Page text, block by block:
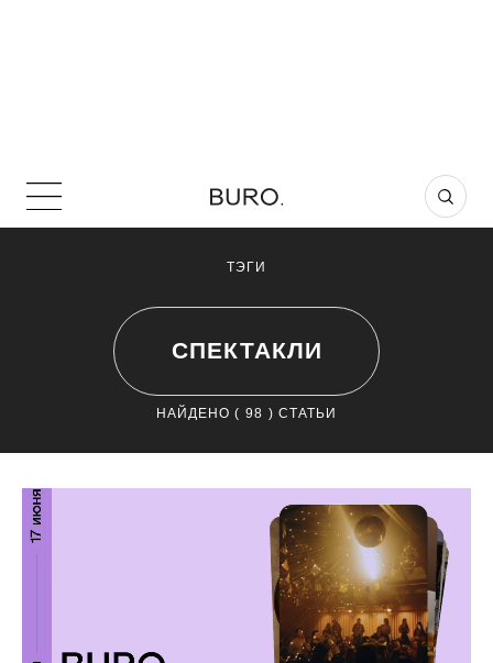
ТЭГИ
СПЕКТАКЛИ
НАЙДЕНО ( 98 ) СТАТЬИ